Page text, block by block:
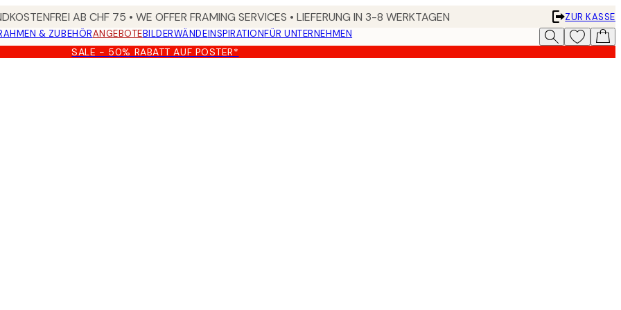
AB CHF 75 • WE OFFER FRAMING SERVICES • LIEFERUNG IN 3-8 WERKTAGEN
ZUR KASSE
& ZUBEHÖRANGEBOTEBILDERWÄNDEINSPIRATIONFÜR UNTERNEHMEN
SALE - 50% RABATT AUF POSTER*